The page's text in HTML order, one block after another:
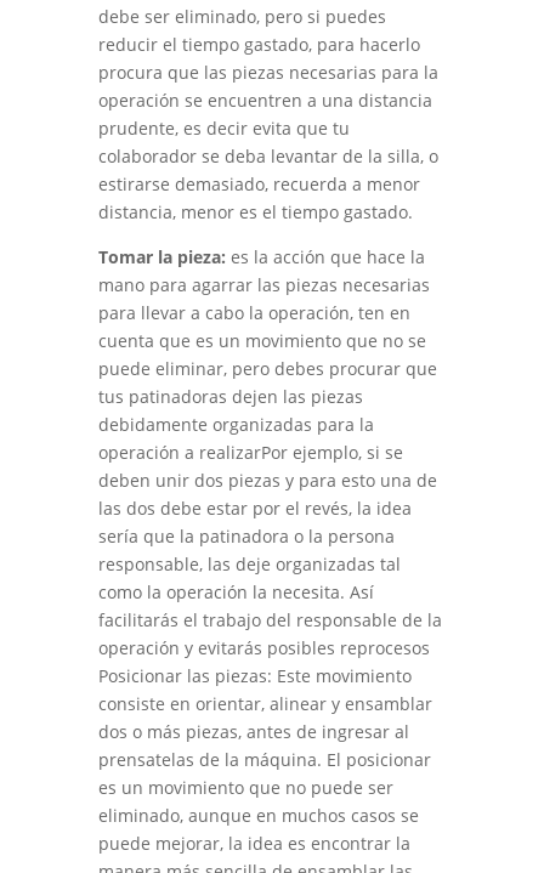
debe ser eliminado, pero si puedes
reducir el tiempo gastado, para hacerlo
procura que las piezas necesarias para la
operación se encuentren a una distancia
prudente, es decir evita que tu
colaborador se deba levantar de la silla, o
estirarse demasiado, recuerda a menor
distancia, menor es el tiempo gastado.
Tomar la pieza: es la acción que hace la
mano para agarrar las piezas necesarias
para llevar a cabo la operación, ten en
cuenta que es un movimiento que no se
puede eliminar, pero debes procurar que
tus patinadoras dejen las piezas
debidamente organizadas para la
operación a realizarPor ejemplo, si se
deben unir dos piezas y para esto una de
las dos debe estar por el revés, la idea
sería que la patinadora o la persona
responsable, las deje organizadas tal
como la operación la necesita. Así
facilitarás el trabajo del responsable de la
operación y evitarás posibles reprocesos
Posicionar las piezas: Este movimiento
consiste en orientar, alinear y ensamblar
dos o más piezas, antes de ingresar al
prensatelas de la máquina. El posicionar
es un movimiento que no puede ser
eliminado, aunque en muchos casos se
puede mejorar, la idea es encontrar la